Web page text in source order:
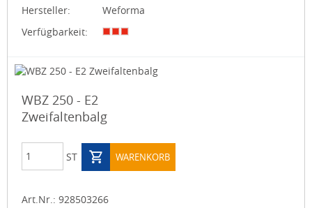
Hersteller:
Weforma
Verfügbarkeit:
WBZ 250 - E2
Zweifaltenbalg
ST WARENKORB
Art.Nr.: 928503266